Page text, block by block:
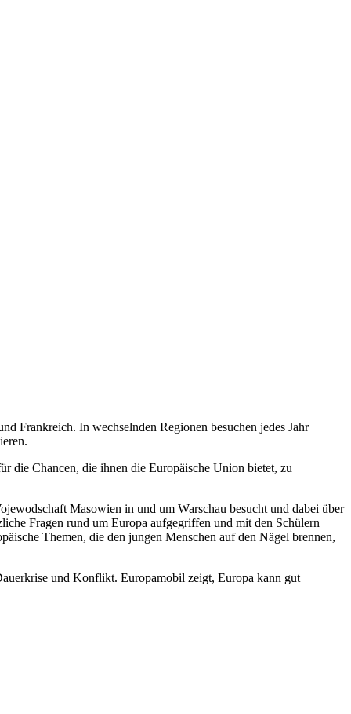
Frankreich. In wechselnden Regionen besuchen jedes Jahr
die Chancen, die ihnen die Europäische Union bietet, zu
Masowien in und um Warschau besucht und dabei über
Fragen rund um Europa aufgegriffen und mit den Schülern
Themen, die den jungen Menschen auf den Nägel brennen,
und Konflikt. Europamobil zeigt, Europa kann gut